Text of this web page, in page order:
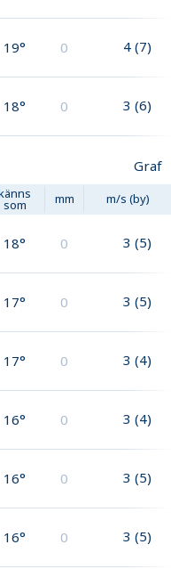
19° 0 4 (7)
18° 0 3 (6)
Graf
som mm m/s (by)
18° 0 3 (5)
17° 0 3 (5)
17° 0 3 (4)
16° 0 3 (4)
16° 0 3 (5)
16° 0 3 (5)